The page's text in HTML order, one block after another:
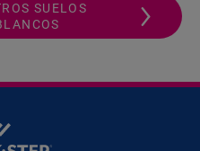
SUELOS